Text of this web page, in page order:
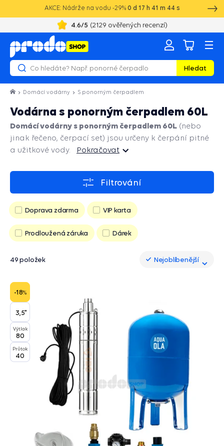
AKCE: Nádrže na vodu -29% 0 d 17 h 41 m 43 s
20 let zkušeností s vodotechnikou
Hledat
Domácí vodárny S ponorným čerpadlem
Vodárna s ponorným čerpadlem 60L
Domácí vodárny s ponorným čerpadlem 60L (nebo
jinak řečeno, čerpací set) jsou určeny k čerpání pitné
a užitkové vody.
Pokračovat
Pokračovat
Filtrování
Doprava zdarma VIP karta
Prodloužená záruka Dárek
49 položek Nejoblíbenější
Nejoblíbenější
-18%
3,5"
Výtlak
80
Průtok
40